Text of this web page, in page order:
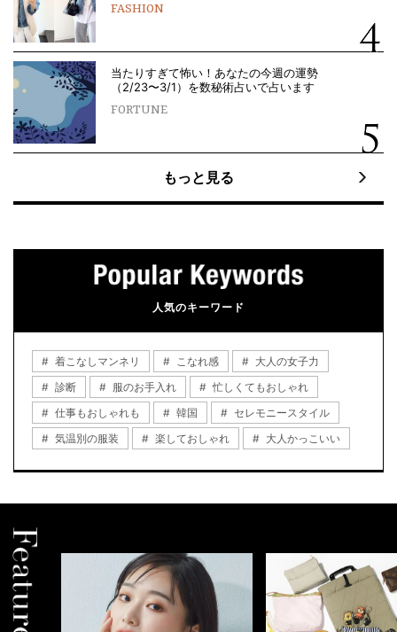
FASHION
当たりすぎて怖い！あなたの今週の運勢
（2/23〜3/1）を数秘術占いで占います
FORTUNE
もっと見る
人気のキーワード
着こなしマンネリ こなれ感
大人の女子力
診断
服のお手入れ
忙しくてもおしゃれ
仕事もおしゃれも
韓国
セレモニースタイル
気温別の服装
楽しておしゃれ 大人かっこいい